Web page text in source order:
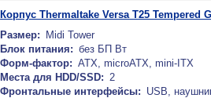
Корпус Thermaltake Versa T25 Tempered
Размер:
Midi Tower
Блок питания: без БП Вт
Форм-фактор: ATX, microATX, mini-ITX
Места для HDD/SSD: 2
Фронтальные интерфейсы: USB,